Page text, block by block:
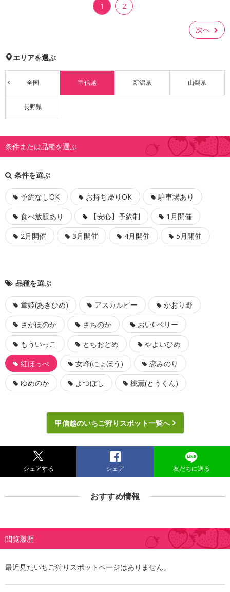
1 2
次へ
エリアを選ぶ
全国 甲信越 新潟県 山梨県
長野県
条件または品種を選ぶ
条件を選ぶ
予約なしOK お持ち帰りOK
駐車場あり
食べ放題あり
【安心】予約制
1月開催
2月開催
3月開催 4月開催 5月開催
品種を選ぶ
章姫(あきひめ) アスカルビー
かおり野
さがほのか
さちのか
おいCベリー
もういっこ
とちおとめ
やよいひめ
紅ほっぺ
女峰(にょほう)
恋みのり
ゆめのか
よつぼし 桃薫(とうくん)
甲信越のいちご狩りスポット一覧へ
シェアする シェア 友だちに送る
おすすめ情報
閲覧履歴
最近見たいちご狩りスポットページはありません。